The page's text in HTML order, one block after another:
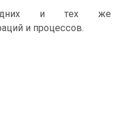
одних и тех же
и процессов.